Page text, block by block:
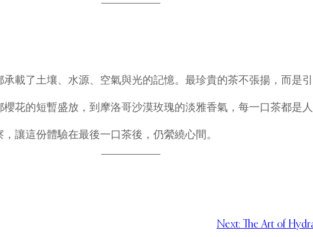
載了土壤、水源、空氣與光的記憶。最珍貴的茶不張揚，而是引
花的短暫盛放，到摩洛哥沙漠玫瑰的淡雅香氣，每一口茶都是
讓這份體驗在最後一口茶後，仍縈繞心間。
Next: The Art of